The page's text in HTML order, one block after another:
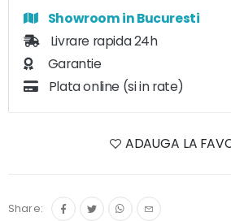
Showroom in Bucuresti
Livrare rapida 24h
Garantie
Plata online (si in rate)
ADAUGA LA
Share: